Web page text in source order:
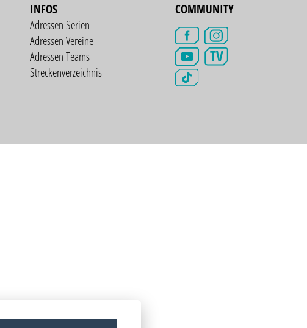
INFOS
Adressen Serien
Adressen Vereine
Adressen Teams
Streckenverzeichnis
COMMUNITY
TV